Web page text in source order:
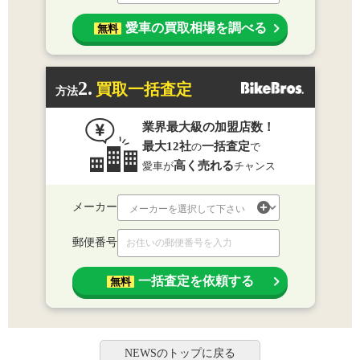
無料 愛車の買取相場を調べる
方法2. 買取一括査定
業界最大級の加盟店数！
最大12社の一括査定で
愛車が高く売れるチャンス
メーカー
郵便番号
無料 一括査定を依頼する
NEWSのトップに戻る